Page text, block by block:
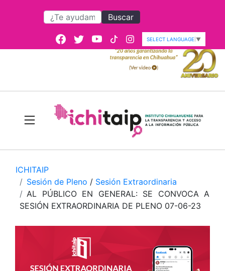
Buscar
SELECT LANGUAGE ▼
ICHITAIP
Sesión de Pleno / Sesión Extraordinaria
AL PÚBLICO EN GENERAL: SE CONVOCA A
SESIÓN EXTRAORDINARIA DE PLENO 07-06-23